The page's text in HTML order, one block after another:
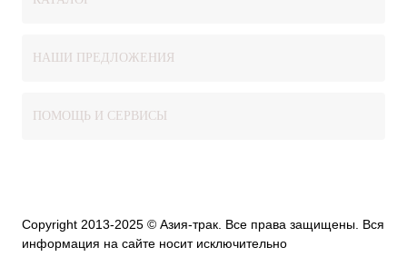
НАШИ ПРЕДЛОЖЕНИЯ
ПОМОЩЬ И СЕРВИСЫ
Copyright 2013-2025 © Азия-трак. Все права защищены. Вся
информация на сайте носит исключительно